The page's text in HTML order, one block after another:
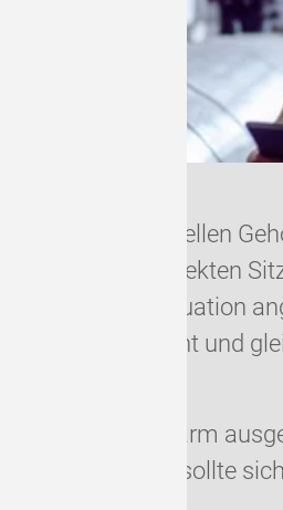
Für diesen individuellen
er bietet somit perfekten
an die jeweilige Situation
Geräusche konstant und
Wer oft starkem Lärm
schützen möchte, sollte